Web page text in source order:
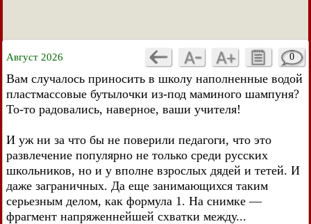
Август 2026 0
Вам случалось приносить в школу наполненные водой
пластмассовые бутылочки из-под маминого шампуня?
То-то радовались, наверное, ваши учителя!
И уж ни за что бы не поверили педагоги, что это
развлечение популярно не только среди русских
школьников, но и у вполне взрослых дядей и тетей. И
даже заграничных. Да еще занимающихся таким
серьезным делом, как формула 1. На снимке —
фрагмент напряженнейшей схватки между...